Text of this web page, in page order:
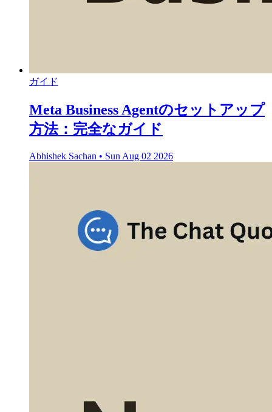
ガイド
Meta Business Agentのセットアップ
方法：完全なガイド
Abhishek Sachan • Sun Aug 02 2026